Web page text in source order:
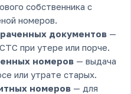
собственника с
номеров.
документов —
при утере или порче.
номеров — выдача
или утрате старых.
номеров — для